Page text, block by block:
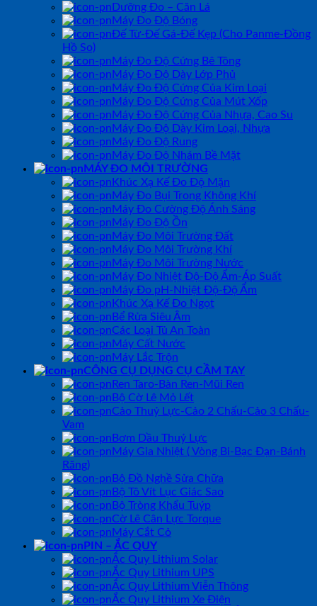
Dưỡng Đo – Căn Lá
Máy Đo Độ Bóng
Đế Từ-Đế Gá-Đế Kẹp (Cho Panme-Đồng
Hồ So)
Máy Đo Độ Cứng Bê Tông
Máy Đo Độ Dày Lớp Phủ
Máy Đo Độ Cứng Của Kim Loại
Máy Đo Độ Cứng Của Mút Xốp
Máy Đo Độ Cứng Của Nhựa, Cao Su
Máy Đo Độ Dày Kim Loại, Nhựa
Máy Đo Độ Rung
Máy Đo Độ Nhám Bề Mặt
MÁY ĐO MÔI TRƯỜNG
Khúc Xạ Kế Đo Độ Mặn
Máy Đo Bụi Trong Không Khí
Máy Đo Cường Độ Ánh Sáng
Máy Đo Độ Ồn
Máy Đo Môi Trường Đất
Máy Đo Môi Trường Khí
Máy Đo Môi Trường Nước
Máy Đo Nhiệt Độ-Độ Ẩm-Áp Suất
Máy Đo pH-Nhiệt Độ-Độ Ẩm
Khúc Xạ Kế Đo Ngọt
Bể Rửa Siêu Âm
Các Loại Tủ An Toàn
Máy Cất Nước
Máy Lắc Trộn
CÔNG CỤ DỤNG CỤ CẦM TAY
Ren Taro-Bàn Ren-Mũi Ren
Bộ Cờ Lê Mỏ Lết
Cảo Thuỷ Lực-Cảo 2 Chấu-Cảo 3 Chấu-
Vam
Bơm Dầu Thuỷ Lực
Máy Gia Nhiệt ( Vòng Bi-Bạc Đạn-Bánh
Răng)
Bộ Đồ Nghề Sửa Chữa
Bộ Tô Vít Lục Giác Sao
Bộ Tròng Khẩu Tuýp
Cờ Lê Cân Lực Torque
Máy Cắt Cỏ
PIN – ẮC QUY
Ắc Quy Lithium Solar
Ắc Quy Lithium UPS
Ắc Quy Lithium Viễn Thông
Ắc Quy Lithium Xe Điện